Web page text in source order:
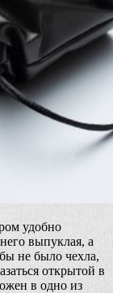
удобно
выпуклая, а
не было чехла,
открытой в
в одно из